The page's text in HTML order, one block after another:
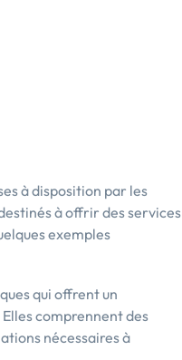
à disposition par les
à offrir des services
exemples
qui offrent un
comprennent des
nécessaires à